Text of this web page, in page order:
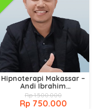
Hipnoterapi Makassar –
Andi Ibrahim
R.S.Kom.,CHt.,CPH.,GMH
Rp 1.500.000
Rp 750.000